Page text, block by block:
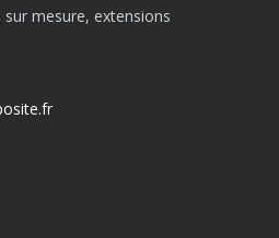
sur mesure, extensions